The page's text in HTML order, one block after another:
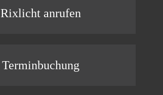
Rixlicht anrufen
Terminbuchung